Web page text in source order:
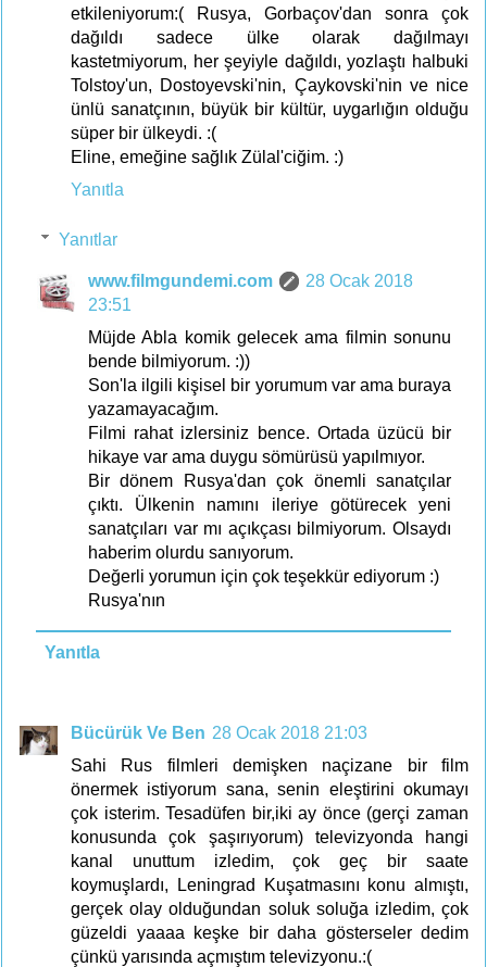
etkileniyorum:( Rusya, Gorbaçov'dan sonra çok
dağıldı sadece ülke olarak dağılmayı
kastetmiyorum, her şeyiyle dağıldı, yozlaştı halbuki
Tolstoy'un, Dostoyevski'nin, Çaykovski'nin ve nice
ünlü sanatçının, büyük bir kültür, uygarlığın olduğu
süper bir ülkeydi. :(
Eline, emeğine sağlık Zülal'ciğim. :)
Yanıtla
Yanıtlar
www.filmgundemi.com
28 Ocak 2018
23:51
Müjde Abla komik gelecek ama filmin sonunu
bende bilmiyorum. :))
Son'la ilgili kişisel bir yorumum var ama buraya
yazamayacağım.
Filmi rahat izlersiniz bence. Ortada üzücü bir
hikaye var ama duygu sömürüsü yapılmıyor.
Bir dönem Rusya'dan çok önemli sanatçılar
çıktı. Ülkenin namını ileriye götürecek yeni
sanatçıları var mı açıkçası bilmiyorum. Olsaydı
haberim olurdu sanıyorum.
Değerli yorumun için çok teşekkür ediyorum :)
Rusya'nın
Yanıtla
Bücürük Ve Ben 28 Ocak 2018 21:03
Sahi Rus filmleri demişken naçizane bir film
önermek istiyorum sana, senin eleştirini okumayı
çok isterim. Tesadüfen bir,iki ay önce (gerçi zaman
konusunda çok şaşırıyorum) televizyonda hangi
kanal unuttum izledim, çok geç bir saate
koymuşlardı, Leningrad Kuşatmasını konu almıştı,
gerçek olay olduğundan soluk soluğa izledim, çok
güzeldi yaaaa keşke bir daha gösterseler dedim
çünkü yarısında açmıştım televizyonu.:(